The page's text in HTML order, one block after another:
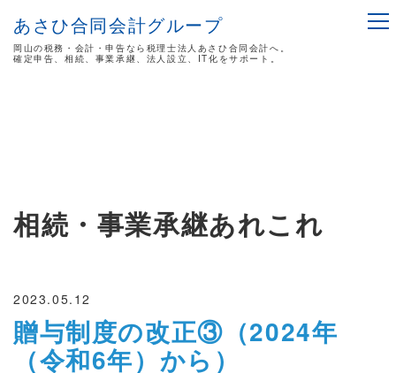
あさひ合同会計グループ
岡山の税務・会計・申告なら税理士法人あさひ合同会計へ。
確定申告、相続、事業承継、法人設立、IT化をサポート。
相続・事業承継あれこれ
2023.05.12
贈与制度の改正③（2024年
（令和6年）から）